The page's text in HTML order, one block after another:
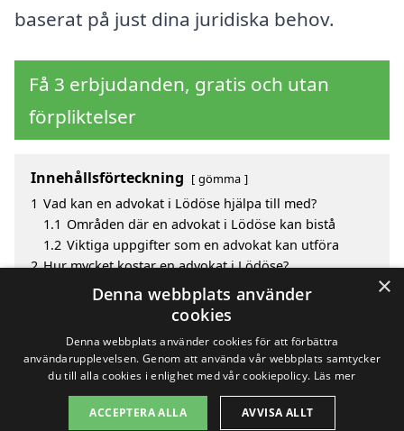
baserat på just dina juridiska behov.
Få 3 erbjudanden, gratis och utan
förpliktelser
Innehållsförteckning gömma
1 Vad kan en advokat i Lödöse hjälpa till med?
1.1 Områden där en advokat i Lödöse kan bistå
1.2 Viktiga uppgifter som en advokat kan utföra
2 Hur mycket kostar en advokat i Lödöse?
Fördelar med att välja advokat i Lödöse
Sök efter en skicklig advokat i de omgivande
Copyright 2026 - Pilanto Aps
×
Denna webbplats använder
cookies
Denna webbplats använder cookies för att förbättra
användarupplevelsen. Genom att använda vår webbplats samtycker
du till alla cookies i enlighet med vår cookiepolicy. Läs mer
ACCEPTERA ALLA AVVISA ALLT